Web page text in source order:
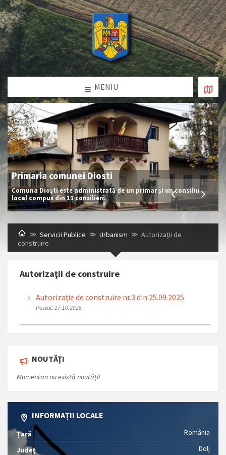
MENIU
Primaria comunei Diosti
Comuna Dioști este administrată de un primar și un consiliu
local compus din 11 consilieri.
Servicii Publice Urbanism
Autorizaţii de
construire
Autorizaţii de construire
Autorizaţie de construire nr.3 din 25.09.2025
Postat: 17.10.2025
NOUTĂȚI
Momentan nu există noutăți!
INFORMAȚII LOCALE
Țară
România
Județ
Dolj